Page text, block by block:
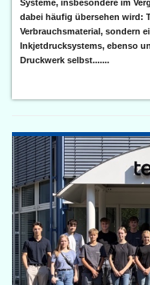
Systeme, insbesondere im
dabei häufig übersehen wird:
Verbrauchsmaterial, sondern
Inkjetdrucksystems, ebenso
Druckwerk selbst.......